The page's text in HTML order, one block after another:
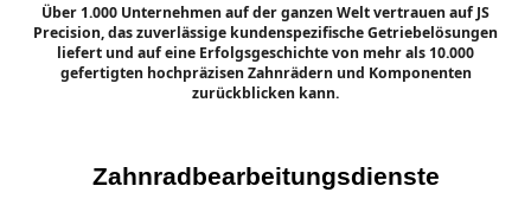
Über 1.000 Unternehmen auf der ganzen Welt vertrauen auf JS
Precision, das zuverlässige kundenspezifische Getriebelösungen
liefert und auf eine Erfolgsgeschichte von mehr als 10.000
gefertigten hochpräzisen Zahnrädern und Komponenten
zurückblicken kann.
Zahnradbearbeitungsdienste